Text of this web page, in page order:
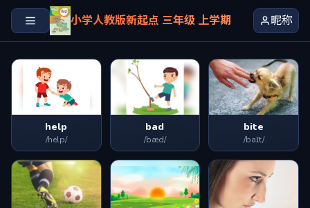
小学人教版新起点 三年级 上学期 昵称
help
/help/
bad
/bæd/
bite
/baɪt/